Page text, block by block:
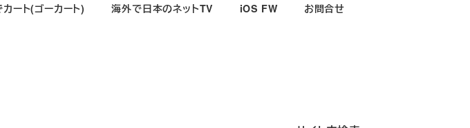
ート(ゴーカート) 海外で日本のネットTV iOS FW お問合せ